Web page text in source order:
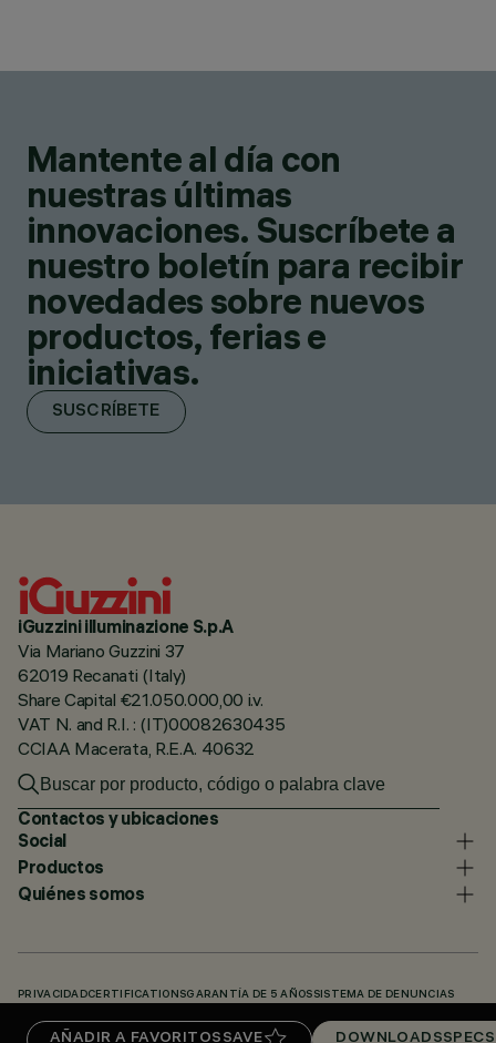
AÑADIR A FAVORITOS SAVE DOWNLOADSSPECS
Mantente al día con
nuestras últimas
innovaciones. Suscríbete a
nuestro boletín para recibir
novedades sobre nuevos
productos, ferias e
iniciativas.
SUSCRÍBETE
iGuzzini illuminazione S.p.A
Via Mariano Guzzini 37
62019 Recanati (Italy)
Share Capital €21.050.000,00 i.v.
VAT N. and R.I. : (IT)00082630435
CCIAA Macerata, R.E.A. 40632
Contactos y ubicaciones
Social
Productos
Quiénes somos
PRIVACIDADCERTIFICATIONSGARANTÍA DE 5 AÑOS SISTEMA DE DENUNCIAS